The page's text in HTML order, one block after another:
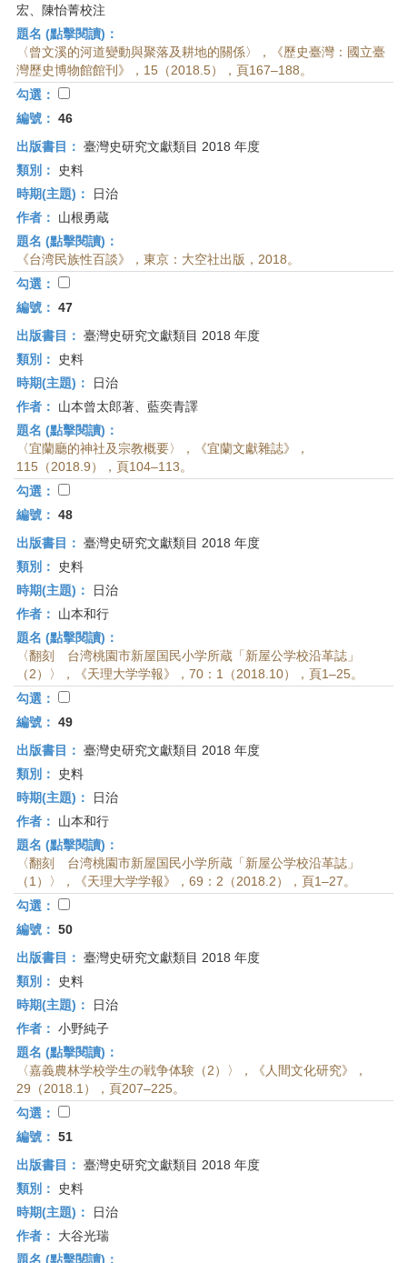
宏、陳怡菁校注
題名 (點擊閱讀)：
〈曾文溪的河道變動與聚落及耕地的關係〉，《歷史臺灣：國立臺
灣歷史博物館館刊》，15（2018.5），頁167–188。
勾選：
編號： 46
出版書目： 臺灣史研究文獻類目 2018 年度
類別：
史料
時期(主題)：
日治
作者：
山根勇蔵
題名 (點擊閱讀)：
《台湾民族性百談》，東京：大空社出版，2018。
勾選：
編號： 47
出版書目： 臺灣史研究文獻類目 2018 年度
類別：
史料
時期(主題)：
日治
作者：
山本曾太郎著、藍奕青譯
題名 (點擊閱讀)：
〈宜蘭廳的神社及宗教概要〉，《宜蘭文獻雜誌》，
115（2018.9），頁104–113。
勾選：
編號： 48
出版書目： 臺灣史研究文獻類目 2018 年度
類別：
史料
時期(主題)：
日治
作者：
山本和行
題名 (點擊閱讀)：
〈翻刻 台湾桃園市新屋国民小学所蔵「新屋公学校沿革誌」
（2）〉，《天理大学学報》，70：1（2018.10），頁1–25。
勾選：
編號： 49
出版書目： 臺灣史研究文獻類目 2018 年度
類別：
史料
時期(主題)：
日治
作者：
山本和行
題名 (點擊閱讀)：
〈翻刻 台湾桃園市新屋国民小学所蔵「新屋公学校沿革誌」
（1）〉，《天理大学学報》，69：2（2018.2），頁1–27。
勾選：
編號： 50
出版書目： 臺灣史研究文獻類目 2018 年度
類別：
史料
時期(主題)：
日治
作者： 小野純子
題名 (點擊閱讀)：
〈嘉義農林学校学生の戦争体験（2）〉，《人間文化研究》，
29（2018.1），頁207–225。
勾選：
編號： 51
出版書目： 臺灣史研究文獻類目 2018 年度
類別：
史料
時期(主題)：
日治
作者：
大谷光瑞
題名 (點擊閱讀)：